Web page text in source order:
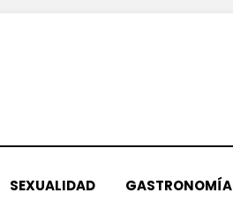
SEXUALIDAD GASTRONOMÍA